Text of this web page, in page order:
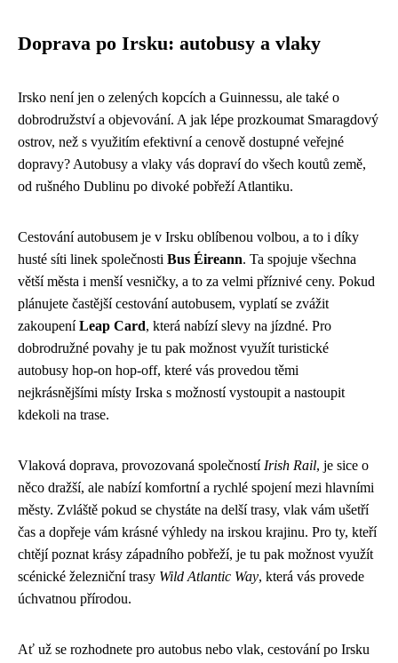
Doprava po Irsku: autobusy a vlaky
Irsko není jen o zelených kopcích a Guinnessu, ale také o
dobrodružství a objevování. A jak lépe prozkoumat Smaragdový
ostrov, než s využitím efektivní a cenově dostupné veřejné
dopravy? Autobusy a vlaky vás dopraví do všech koutů země,
od rušného Dublinu po divoké pobřeží Atlantiku.
Cestování autobusem je v Irsku oblíbenou volbou, a to i díky
husté síti linek společnosti Bus Éireann. Ta spojuje všechna
větší města i menší vesničky, a to za velmi příznivé ceny. Pokud
plánujete častější cestování autobusem, vyplatí se zvážit
zakoupeníLeap Card, která nabízí slevy na jízdné. Pro
dobrodružné povahy je tu pak možnost využít turistické
autobusy hop-on hop-off, které vás provedou těmi
nejkrásnějšími místy Irska s možností vystoupit a nastoupit
kdekoli na trase.
Vlaková doprava, provozovaná společností Irish Rail, je sice o
něco dražší, ale nabízí komfortní a rychlé spojení mezi hlavními
městy. Zvláště pokud se chystáte na delší trasy, vlak vám ušetří
čas a dopřeje vám krásné výhledy na irskou krajinu. Pro ty, kteří
chtějí poznat krásy západního pobřeží, je tu pak možnost využít
scénické železniční trasy Wild Atlantic Way, která vás provede
úchvatnou přírodou.
Ať už se rozhodnete pro autobus nebo vlak, cestování po Irsku